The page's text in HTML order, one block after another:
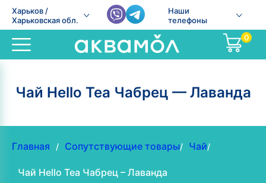
Харьков /
Харьковская обл.
Наши
телефоны
0
Чай Hello Tea Чабрец — Лаванда
Главная / Сопутствующие товары/ Чай/
Чай Hello Tea Чабрец – Лаванда